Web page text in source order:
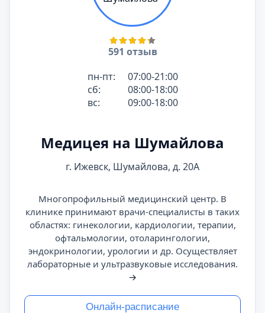
591 отзыв
пн-пт:
07:00-21:00
сб:
08:00-18:00
вс:
09:00-18:00
Медицея на Шумайлова
г. Ижевск, Шумайлова, д. 20А
Многопрофильный медицинский центр. В
клинике принимают врачи-специалисты в таких
областях: гинекологии, кардиологии, терапии,
офтальмологии, отоларингологии,
эндокринологии, урологии и др. Осуществляет
лабораторные и ультразвуковые исследования.
→
Онлайн-расписание